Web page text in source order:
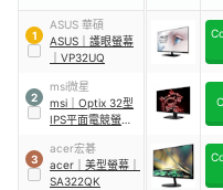
1
ASUS 華碩
ASUS
護眼螢幕
VP32UQ
2
msi微星
msi
Optix 32型
IPS平面電競螢幕
3
acer宏碁
acer
美型螢幕
SA322QK